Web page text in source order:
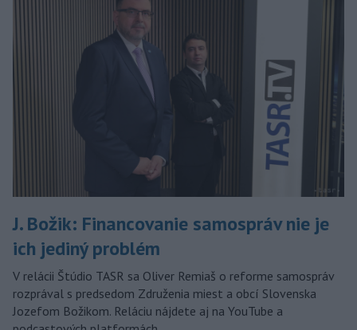
J. Božik: Financovanie samospráv nie je
ich jediný problém
V relácii Štúdio TASR sa Oliver Remiaš o reforme samospráv
rozprával s predsedom Združenia miest a obcí Slovenska
Jozefom Božikom. Reláciu nájdete aj na YouTube a